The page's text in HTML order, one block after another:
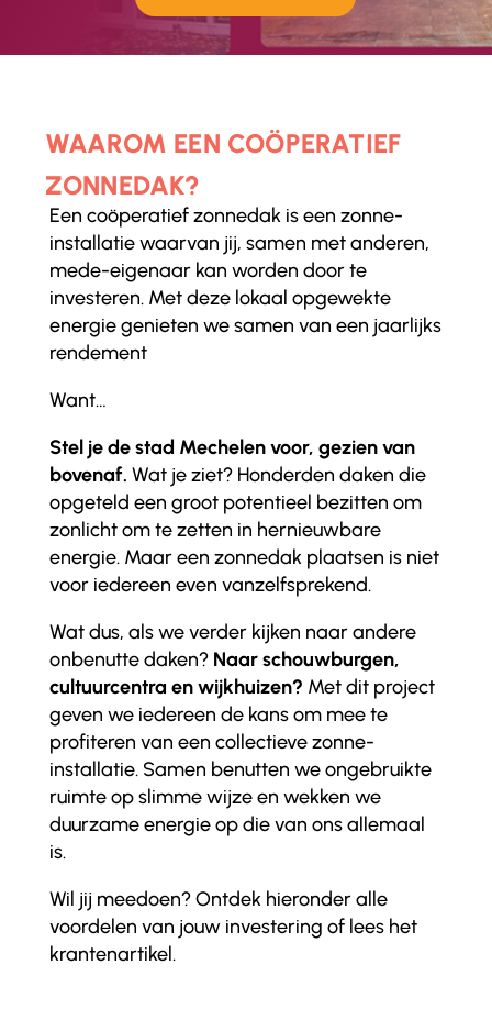
WAAROM EEN COÖPERATIEF
ZONNEDAK?
Een coöperatief zonnedak is een zonne-
installatie waarvan jij, samen met anderen,
mede-eigenaar kan worden door te
investeren. Met deze lokaal opgewekte
energie genieten we samen van een jaarlijks
rendement
Want…
Stel je de stad Mechelen voor, gezien van
bovenaf. Wat je ziet? Honderden daken die
opgeteld een groot potentieel bezitten om
zonlicht om te zetten in hernieuwbare
energie. Maar een zonnedak plaatsen is niet
voor iedereen even vanzelfsprekend.
Wat dus, als we verder kijken naar andere
onbenutte daken? Naar schouwburgen,
cultuurcentra en wijkhuizen? Met dit project
geven we iedereen de kans om mee te
profiteren van een collectieve zonne-
installatie. Samen benutten we ongebruikte
ruimte op slimme wijze en wekken we
duurzame energie op die van ons allemaal
is.
Wil jij meedoen? Ontdek hieronder alle
voordelen van jouw investering of lees het
krantenartikel.